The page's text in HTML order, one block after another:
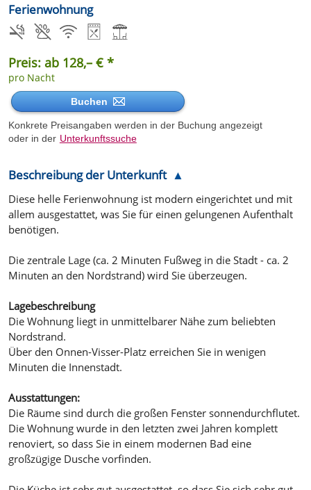
Ferienwohnung
Preis: ab 128,– € *
pro Nacht
Buchen
Konkrete Preisangaben werden in der Buchung angezeigt
oder in der Unterkunftssuche
Beschreibung der Unterkunft
Diese helle Ferienwohnung ist modern eingerichtet und mit
allem ausgestattet, was Sie für einen gelungenen Aufenthalt
benötigen.
Die zentrale Lage (ca. 2 Minuten Fußweg in die Stadt - ca. 2
Minuten an den Nordstrand) wird Sie überzeugen.
Lagebeschreibung
Die Wohnung liegt in unmittelbarer Nähe zum beliebten
Nordstrand.
Über den Onnen-Visser-Platz erreichen Sie in wenigen
Minuten die Innenstadt.
Ausstattungen:
Die Räume sind durch die großen Fenster sonnendurchflutet.
Die Wohnung wurde in den letzten zwei Jahren komplett
renoviert, so dass Sie in einem modernen Bad eine
großzügige Dusche vorfinden.